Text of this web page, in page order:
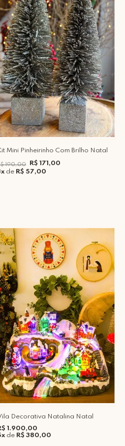
Mini Pinheirinho Com Brilho Natal
190,00
R$ 171,00
de R$ 57,00
Decorativa Natalina Natal
1.900,00
de R$ 380,00